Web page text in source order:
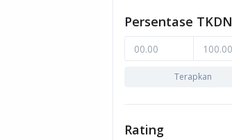
Persentase TKDN
Terapkan
Rating